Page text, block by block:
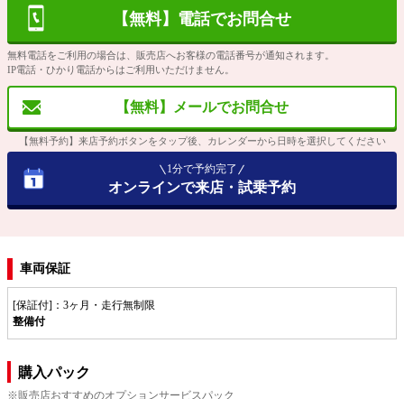
【無料】電話でお問合せ
無料電話をご利用の場合は、販売店へお客様の電話番号が通知されます。
IP電話・ひかり電話からはご利用いただけません。
【無料】メールでお問合せ
【無料予約】来店予約ボタンをタップ後、カレンダーから日時を選択してください
1分で予約完了
オンラインで来店・試乗予約
車両保証
[保証付]：3ヶ月・走行無制限
整備付
購入パック
※販売店おすすめのオプションサービスパック